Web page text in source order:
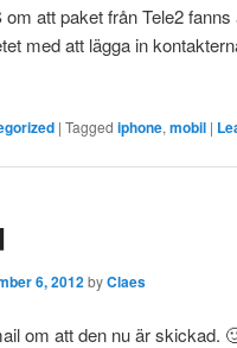
att paket från Tele2
med att lägga in
| Tagged iphone, mobil |
6, 2012byClaes
om att den nu är skickad.